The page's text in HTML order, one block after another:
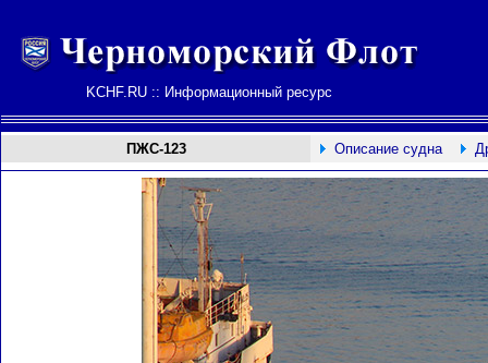
KCHF.RU :: Информационный ресурс
ПЖС-123 Описание судна